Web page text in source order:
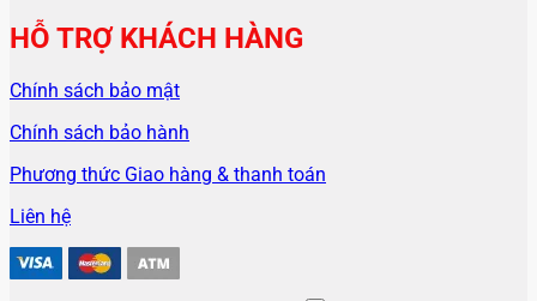
HỖ TRỢ KHÁCH HÀNG
Chính sách bảo mật
Chính sách bảo hành
Phương thức Giao hàng & thanh toán
Liên hệ